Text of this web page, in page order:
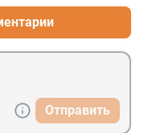
Отправить